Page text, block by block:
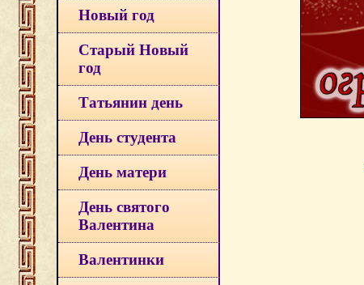
Новый год
Старый Новый
год
Татьянин день
День студента
День матери
День святого
Валентина
Валентинки